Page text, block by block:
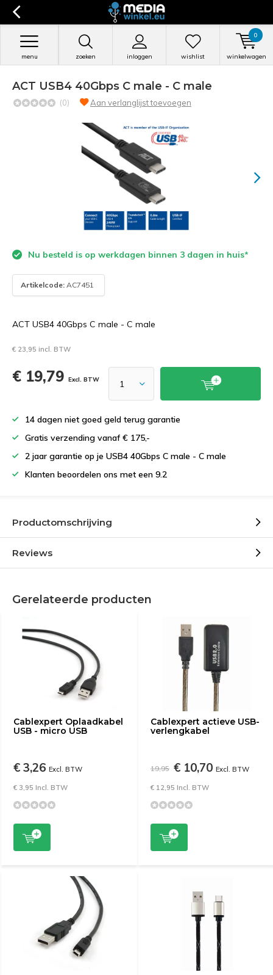
zoeken inloggen
menu wishlist winkelwagen
0
ACT USB4 40Gbps C male - C male
(0) Aan verlanglijst toevoegen
Nu besteld is op werkdagen binnen 3 dagen in huis*
Artikelcode: AC7451
ACT USB4 40Gbps C male - C male
€ 23,95 incl. BTW
€ 19,79 Excl. BTW
14 dagen niet goed geld terug garantie
Gratis verzending vanaf € 175,-
2 jaar garantie op je USB4 40Gbps C male - C male
Klanten beoordelen ons met een 9.2
Productomschrijving
Reviews
Gerelateerde producten
Cablexpert Oplaadkabel
USB - micro USB
€ 3,26 Excl. BTW
€ 3,95 Incl. BTW
Cablexpert actieve USB-
verlengkabel
19,95 € 10,70 Excl. BTW
€ 12,95 Incl. BTW